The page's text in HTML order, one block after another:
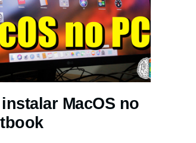
MacOS no